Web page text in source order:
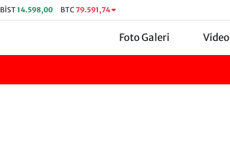
BİST14.598,00 BTC 79.591,74
Foto Galeri Video